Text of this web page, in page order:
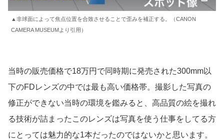
▲非球面によって焦点位置を合致させることで歪みを補正する。（CANON
CAMERA MUSEUMより引用）
当時の販売価格で18万円で同時期に発売された300mm以
下のFDレンズの中では最も高い価格帯。撮影した写真の
修正ができない当時の環境を鑑みると、高品質の絵を撮れ
る技術が詰まったこのレンズは写真を使う仕事をしてる方
にとっては魅力的な1本だったのではないかと思います。